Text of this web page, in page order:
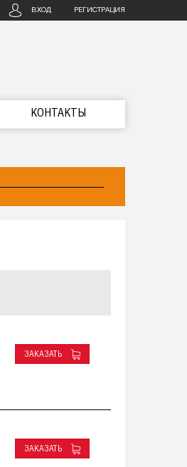
ВХОД РЕГИСТРАЦИЯ
КОНТАКТЫ
ЗАКАЗАТЬ
ЗАКАЗАТЬ